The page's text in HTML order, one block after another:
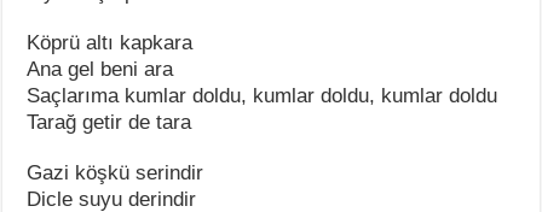
Köprü altı kapkara
Ana gel beni ara
Saçlarıma kumlar doldu, kumlar doldu, kumlar doldu
Tarağ getir de tara
Gazi köşkü serindir
Dicle suyu derindir